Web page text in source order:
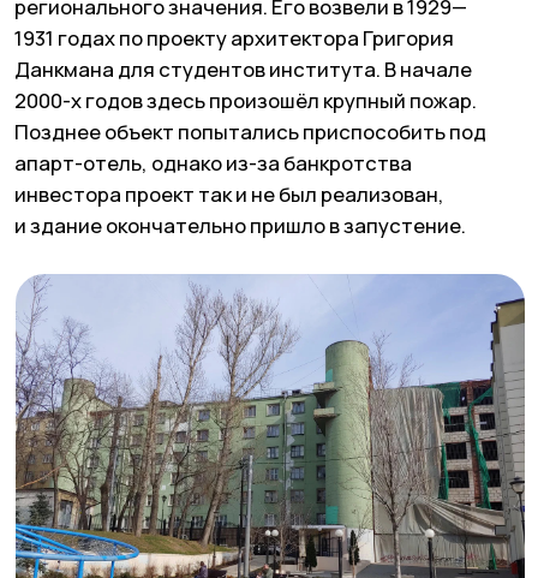
располагался ВНИИ экспериментальной
ветеринарии. Говорят, что в лабораториях
проводили опыты над животными
и исследовали бактерии сибирской язвы.
Сейчас архитектурное сооружение
реставрируют, обещают закончить к осени
2026 года.